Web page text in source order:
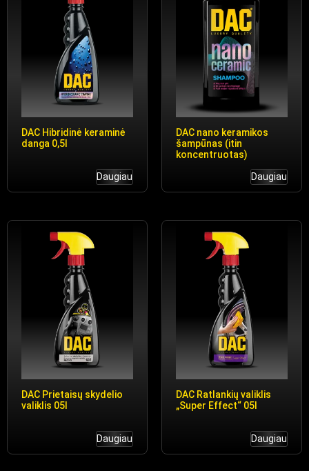
DAC Hibridinė keraminė
danga 0,5l
Daugiau
DAC nano keramikos
šampūnas (itin
koncentruotas)
Daugiau
DAC Prietaisų skydelio
valiklis 05l
Daugiau
DAC Ratlankių valiklis
„Super Effect“ 05l
Daugiau